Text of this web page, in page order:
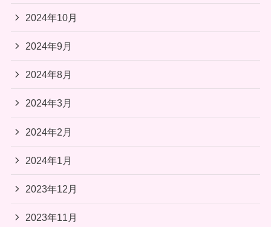
2024年10月
2024年9月
2024年8月
2024年3月
2024年2月
2024年1月
2023年12月
2023年11月